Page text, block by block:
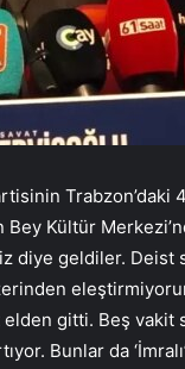
Trabzon’daki
Bey Kültür
geldiler. Deist
gitti. Beş vakit
Bunlar da